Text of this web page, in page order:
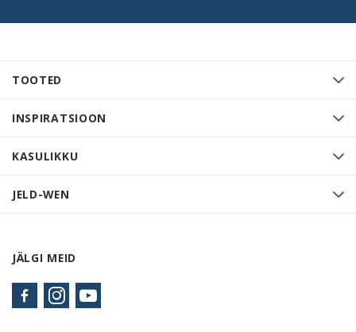
TOOTED
INSPIRATSIOON
KASULIKKU
JELD-WEN
JÄLGI MEID